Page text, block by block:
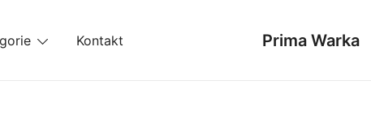
Kontakt Prima Warka